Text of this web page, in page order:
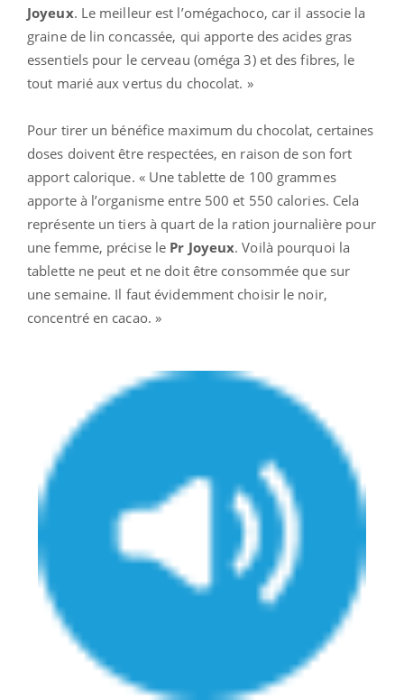
Joyeux. Le meilleur est l’omégachoco, car il associe la
graine de lin concassée, qui apporte des acides gras
essentiels pour le cerveau (oméga 3) et des fibres, le
tout marié aux vertus du chocolat. »
Pour tirer un bénéfice maximum du chocolat, certaines
doses doivent être respectées, en raison de son fort
apport calorique. « Une tablette de 100 grammes
apporte à l’organisme entre 500 et 550 calories. Cela
représente un tiers à quart de la ration journalière pour
une femme, précise le Pr Joyeux. Voilà pourquoi la
tablette ne peut et ne doit être consommée que sur
une semaine. Il faut évidemment choisir le noir,
concentré en cacao. »